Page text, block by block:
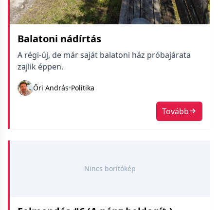
Balatoni nádírtás
A régi-új, de már saját balatoni ház próbajárata
zajlik éppen.
Őri András•Politika
Tovább
Nincs borítókép